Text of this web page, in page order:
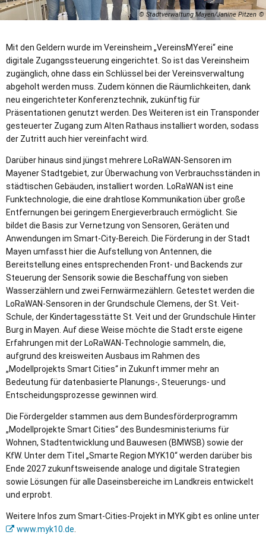
© Stadtverwaltung Mayen/Janine Pitzen
Mit den Geldern wurde im Vereinsheim „VereinsMYerei“ eine
digitale Zugangssteuerung eingerichtet. So ist das Vereinsheim
zugänglich, ohne dass ein Schlüssel bei der Vereinsverwaltung
abgeholt werden muss. Zudem können die Räumlichkeiten, dank
neu eingerichteter Konferenztechnik, zukünftig für
Präsentationen genutzt werden. Des Weiteren ist ein Transponder
gesteuerter Zugang zum Alten Rathaus installiert worden, sodass
der Zutritt auch hier vereinfacht wird.
Darüber hinaus sind jüngst mehrere LoRaWAN-Sensoren im
Mayener Stadtgebiet, zur Überwachung von Verbrauchsständen in
städtischen Gebäuden, installiert worden. LoRaWAN ist eine
Funktechnologie, die eine drahtlose Kommunikation über große
Entfernungen bei geringem Energieverbrauch ermöglicht. Sie
bildet die Basis zur Vernetzung von Sensoren, Geräten und
Anwendungen im Smart-City-Bereich. Die Förderung in der Stadt
Mayen umfasst hier die Aufstellung von Antennen, die
Bereitstellung eines entsprechenden Front- und Backends zur
Steuerung der Sensorik sowie die Beschaffung von sieben
Wasserzählern und zwei Fernwärmezählern. Getestet werden die
LoRaWAN-Sensoren in der Grundschule Clemens, der St. Veit-
Schule, der Kindertagesstätte St. Veit und der Grundschule Hinter
Burg in Mayen. Auf diese Weise möchte die Stadt erste eigene
Erfahrungen mit der LoRaWAN-Technologie sammeln, die,
aufgrund des kreisweiten Ausbaus im Rahmen des
„Modellprojekts Smart Cities“ in Zukunft immer mehr an
Bedeutung für datenbasierte Planungs-, Steuerungs- und
Entscheidungsprozesse gewinnen wird.
Die Fördergelder stammen aus dem Bundesförderprogramm
„Modellprojekte Smart Cities“ des Bundesministeriums für
Wohnen, Stadtentwicklung und Bauwesen (BMWSB) sowie der
KfW. Unter dem Titel „Smarte Region MYK10“ werden darüber bis
Ende 2027 zukunftsweisende analoge und digitale Strategien
sowie Lösungen für alle Daseinsbereiche im Landkreis entwickelt
und erprobt.
Weitere Infos zum Smart-Cities-Projekt in MYK gibt es online unter
www.myk10.de